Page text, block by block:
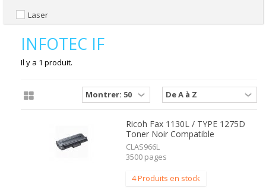
Laser
INFOTEC IF
Il y a 1 produit.
Ricoh Fax 1130L / TYPE 1275D
Toner Noir Compatible
CLAS966L
3500 pages
4 Produits en stock